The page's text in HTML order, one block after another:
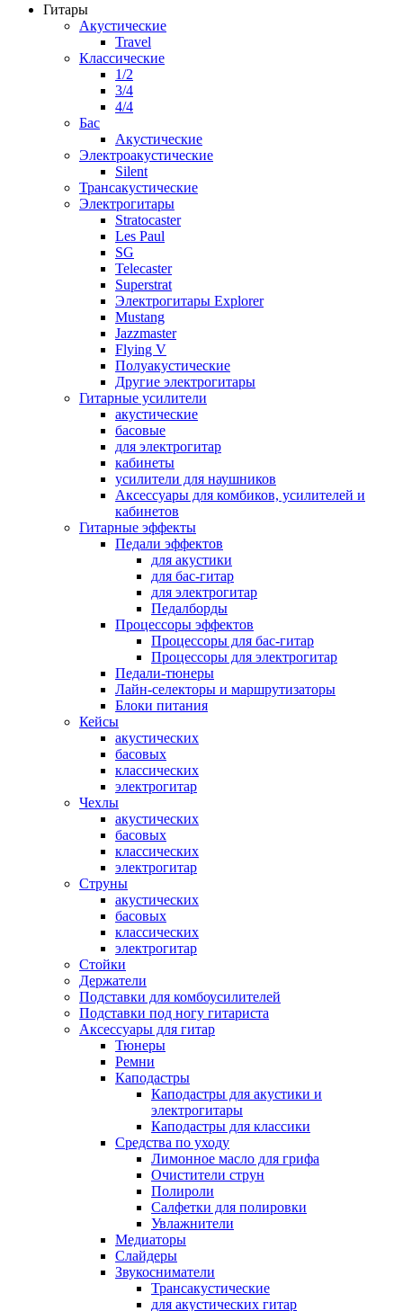
Гитары
Акустические
Travel
Классические
1/2
3/4
4/4
Бас
Акустические
Электроакустические
Silent
Трансакустические
Электрогитары
Stratocaster
Les Paul
SG
Telecaster
Superstrat
Электрогитары Explorer
Mustang
Jazzmaster
Flying V
Полуакустические
Другие электрогитары
Гитарные усилители
акустические
басовые
для электрогитар
кабинеты
усилители для наушников
Аксессуары для комбиков, усилителей и
кабинетов
Гитарные эффекты
Педали эффектов
для акустики
для бас-гитар
для электрогитар
Педалборды
Процессоры эффектов
Процессоры для бас-гитар
Процессоры для электрогитар
Педали-тюнеры
Лайн-селекторы и маршрутизаторы
Блоки питания
Кейсы
акустических
басовых
классических
электрогитар
Чехлы
акустических
басовых
классических
электрогитар
Струны
акустических
басовых
классических
электрогитар
Стойки
Держатели
Подставки для комбоусилителей
Подставки под ногу гитариста
Аксессуары для гитар
Тюнеры
Ремни
Каподастры
Каподастры для акустики и
электрогитары
Каподастры для классики
Средства по уходу
Лимонное масло для грифа
Очистители струн
Полироли
Салфетки для полировки
Увлажнители
Медиаторы
Слайдеры
Звукосниматели
Трансакустические
для акустических гитар